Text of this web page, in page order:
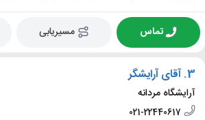
تماس مسیریابی
3. آقای آرایشگر
آرایشگاه مردانه
021-22440617